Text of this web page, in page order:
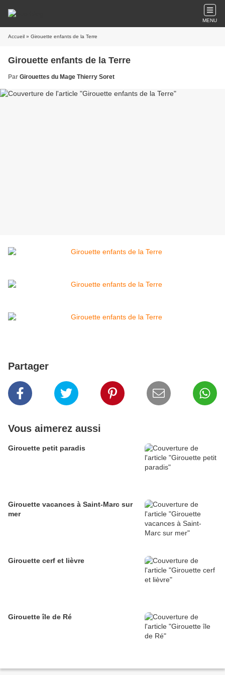
MENU
Accueil » Girouette enfants de la Terre
Girouette enfants de la Terre
Par Girouettes du Mage Thierry Soret
Partager
Vous aimerez aussi
Girouette petit paradis
Girouette vacances à Saint-Marc sur
mer
Girouette cerf et lièvre
Girouette île de Ré